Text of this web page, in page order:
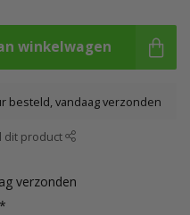
winkelwagen
besteld, vandaag verzonden
dit product
verzonden